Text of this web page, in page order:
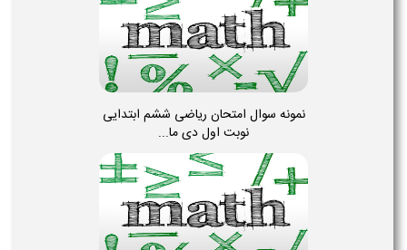
نمونه سوال امتحان ریاضی ششم ابتدایی
نوبت اول دی ما...